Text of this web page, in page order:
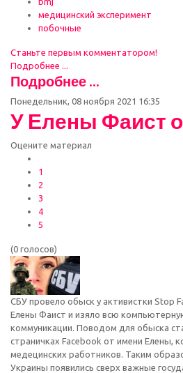
медицинский эксперимент
побочные
Станьте первым комментатором!
Подробнее ...
Подробнее ...
Понедельник, 08 ноября 2021 16:35
У Елены Фаист
Оцените материал
1
2
3
4
5
(0 голосов)
СБУ провело обыск у активистки Stop
Елены Фаист и изяло всю
коммуникации. Поводом для обыска
страничках Facebook от имени Елены,
медецинских работников. Таким
Украины появились сверх важные